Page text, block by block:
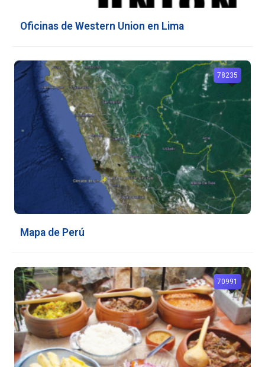
Oficinas de Western Union en Lima
Mapa de Perú
78235
70991